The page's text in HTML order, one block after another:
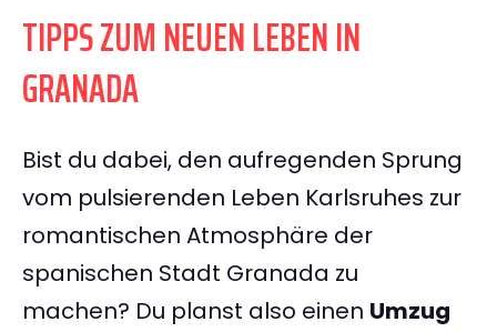
TIPPS ZUM NEUEN LEBEN IN
GRANADA
Bist du dabei, den aufregenden Sprung
vom pulsierenden Leben Karlsruhes zur
romantischen Atmosphäre der
spanischen Stadt Granada zu
machen? Du planst also einen Umzug